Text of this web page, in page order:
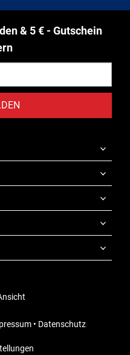
& 5 € - Gutschein
• Datenschutz